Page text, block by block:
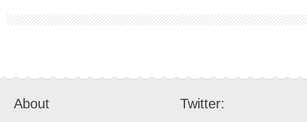
About Twitter: